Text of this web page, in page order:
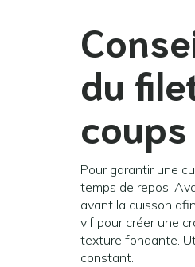
du
coups
Pour garantir une
temps de repos.
avant la cuisson
vif pour créer une
texture fondante.
constant.